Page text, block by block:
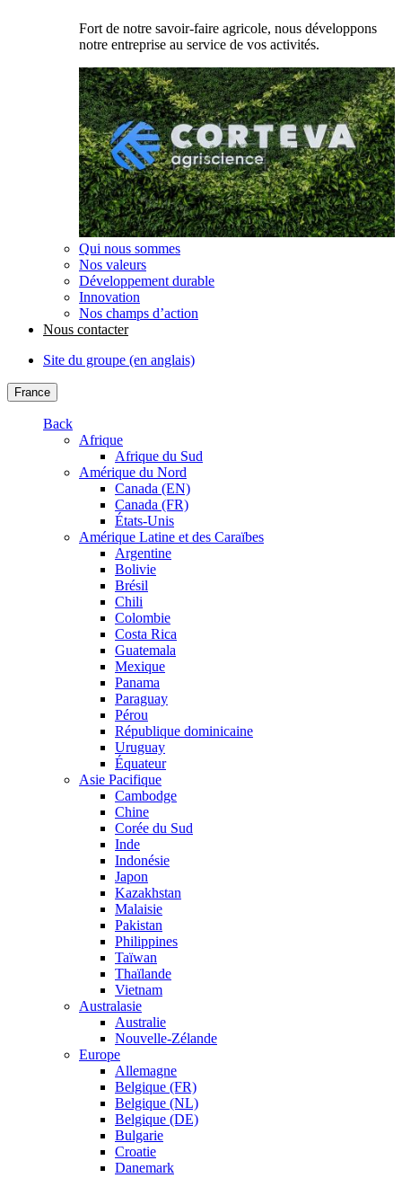
Fort de notre savoir-faire agricole, nous développons
notre entreprise au service de vos activités.
Qui nous sommes
Nos valeurs
Développement durable
Innovation
Nos champs d’action
Nous contacter
Site du groupe (en anglais)
France
Back
Afrique
Afrique du Sud
Amérique du Nord
Canada (EN)
Canada (FR)
États-Unis
Amérique Latine et des Caraïbes
Argentine
Bolivie
Brésil
Chili
Colombie
Costa Rica
Guatemala
Mexique
Panama
Paraguay
Pérou
République dominicaine
Uruguay
Équateur
Asie Pacifique
Cambodge
Chine
Corée du Sud
Inde
Indonésie
Japon
Kazakhstan
Malaisie
Pakistan
Philippines
Taïwan
Thaïlande
Vietnam
Australasie
Australie
Nouvelle-Zélande
Europe
Allemagne
Belgique (FR)
Belgique (NL)
Belgique (DE)
Bulgarie
Croatie
Danemark